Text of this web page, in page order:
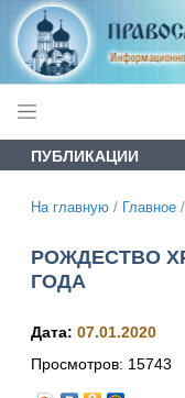
ПУБЛИКАЦИИ
На главную / Главное /
РОЖДЕСТВО
ГОДА
Дата: 07.01.2020
Просмотров: 15743